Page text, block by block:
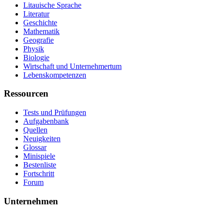
Litauische Sprache
Literatur
Geschichte
Mathematik
Geografie
Physik
Biologie
Wirtschaft und Unternehmertum
Lebenskompetenzen
Ressourcen
Tests und Prüfungen
Aufgabenbank
Quellen
Neuigkeiten
Glossar
Minispiele
Bestenliste
Fortschritt
Forum
Unternehmen